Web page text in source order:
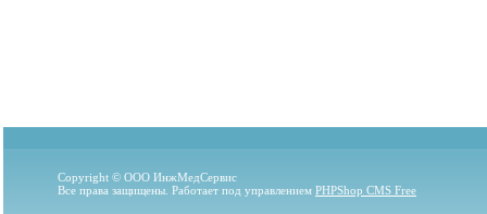
Copyright © ООО ИнжМедСервис
Все права защищены. Работает под управлением PHPShop CMS Free